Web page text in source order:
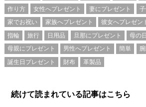
作り方
女性へプレゼント 妻にプレゼント
家でお祝い
家族へプレゼント 彼女へプレゼン
指輪
旅行 日用品 旦那にプレゼント 母の日
母親にプレゼント
男性へプレゼント 簡単
誕生日プレゼント
財布 革製品
続けて読まれている記事はこちら